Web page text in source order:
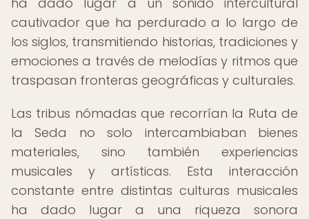
cautivador que ha perdurado a lo largo de
los siglos, transmitiendo historias, tradiciones y
emociones a través de melodías y ritmos que
traspasan fronteras geográficas y culturales.
Las tribus nómadas que recorrían la Ruta de
la Seda no solo intercambiaban bienes
materiales, sino también experiencias
musicales y artísticas. Esta interacción
constante entre distintas culturas musicales
ha dado lugar a una riqueza sonora